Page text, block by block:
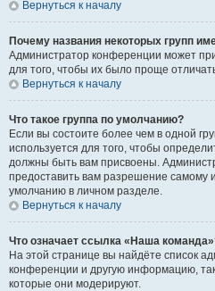
Вернуться к началу
Почему названия некоторых групп
Администратор конференции может
для того, чтобы их было проще
Вернуться к началу
Что такое группа по умолчанию?
Если вы состоите более чем в одной
используется для того, чтобы
должны быть вам присвоены.
предоставить вам разрешение самому
умолчанию в личном разделе.
Вернуться к началу
Что означает ссылка «Наша
На этой странице вы найдёте список
конференции и другую информацию,
которые они модерируют.